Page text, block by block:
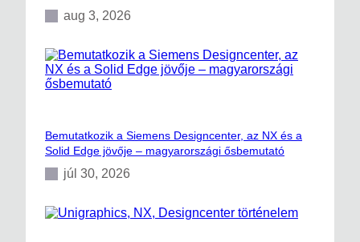
aug 3, 2026
Bemutatkozik a Siemens Designcenter, az NX és a
Solid Edge jövője – magyarországi ősbemutató
júl 30, 2026